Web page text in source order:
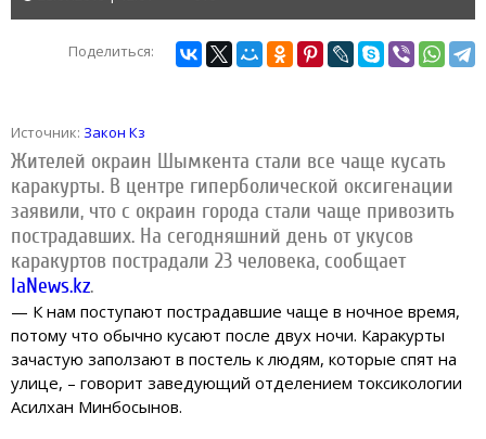
Поделиться:
Источник: Закон Кз
Жителей окраин Шымкента стали все чаще кусать
каракурты. В центре гиперболической оксигенации
заявили, что с окраин города стали чаще привозить
пострадавших. На сегодняшний день от укусов
каракуртов пострадали 23 человека, сообщает
IaNews.kz.
— К нам поступают пострадавшие чаще в ночное время,
потому что обычно кусают после двух ночи. Каракурты
зачастую заползают в постель к людям, которые спят на
улице, – говорит заведующий отделением токсикологии
Асилхан Минбосынов.